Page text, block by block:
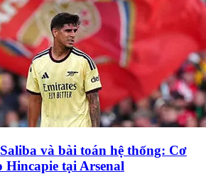
và bài toán hệ thống: Cơ
Hincapie tại Arsenal